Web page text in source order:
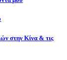
στην Κίνα & τις